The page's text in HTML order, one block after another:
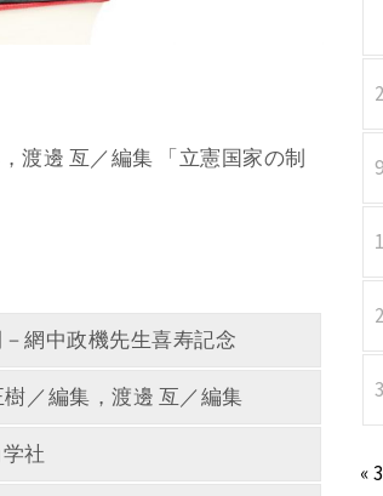
渡邊 亙／編集 「立憲国家の制
網中政機先生喜寿記念
／編集，渡邊 亙／編集
社
«